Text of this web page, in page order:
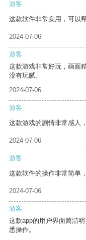
游客
这款软件非常实用，可以
2024-07-06
游客
这款游戏非常好玩，画面
没有玩腻。
2024-07-06
游客
这款游戏的剧情非常感人
2024-07-06
游客
这款软件的操作非常简单
2024-07-06
游客
这款app的用户界面简洁
悉操作。